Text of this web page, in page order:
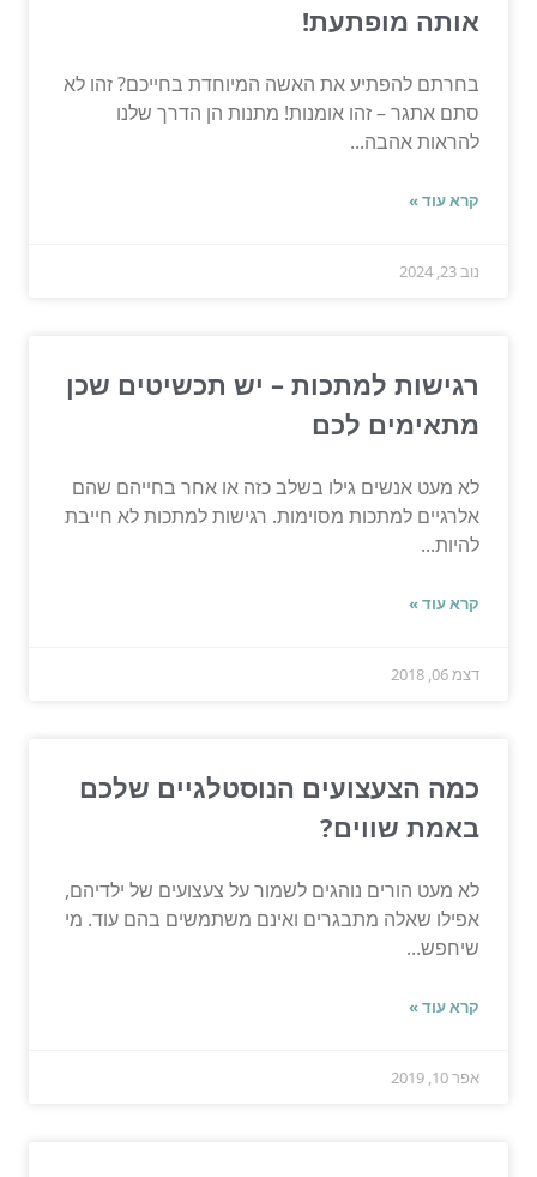
אותה מופתעת!
בחרתם להפתיע את האשה המיוחדת בחייכם? זהו לא
סתם אתגר – זהו אומנות! מתנות הן הדרך שלנו
להראות אהבה...
קרא עוד »
נוב 23, 2024
רגישות למתכות – יש תכשיטים שכן
מתאימים לכם
לא מעט אנשים גילו בשלב כזה או אחר בחייהם שהם
אלרגיים למתכות מסוימות. רגישות למתכות לא חייבת
להיות...
קרא עוד »
דצמ 06, 2018
כמה הצעצועים הנוסטלגיים שלכם
באמת שווים?
לא מעט הורים נוהגים לשמור על צעצועים של ילדיהם,
אפילו שאלה מתבגרים ואינם משתמשים בהם עוד. מי
שיחפש...
קרא עוד »
אפר 10, 2019